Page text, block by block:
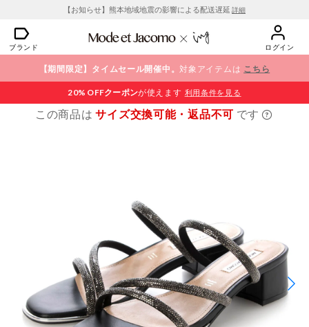
【お知らせ】熊本地域地震の影響による配送遅延 詳細
ブランド ログイン
【期間限定】タイムセール開催中。対象アイテムは こちら
20% OFFクーポンが使えます 利用条件を見る
この商品はサイズ交換可能・返品不可 です